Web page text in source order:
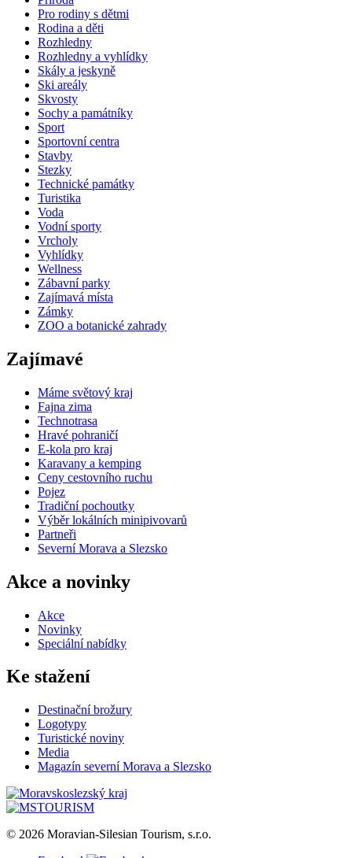
Pro rodiny s dětmi
Rodina a děti
Rozhledny
Rozhledny a vyhlídky
Skály a jeskyně
Ski areály
Skvosty
Sochy a památníky
Sport
Sportovní centra
Stavby
Stezky
Technické památky
Turistika
Voda
Vodní sporty
Vrcholy
Vyhlídky
Wellness
Zábavní parky
Zajímavá místa
Zámky
ZOO a botanické zahrady
Zajímavé
Máme světový kraj
Fajna zima
Technotrasa
Hravé pohraničí
E-kola pro kraj
Karavany a kemping
Ceny cestovního ruchu
Pojez
Tradiční pochoutky
Výběr lokálních minipivovarů
Partneři
Severní Morava a Slezsko
Akce a novinky
Akce
Novinky
Speciální nabídky
Ke stažení
Destinační brožury
Logotypy
Turistické noviny
Media
Magazín severní Morava a Slezsko
© 2026 Moravian-Silesian Tourism, s.r.o.